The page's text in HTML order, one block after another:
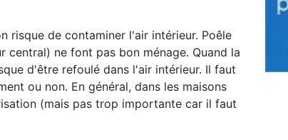
risque de contaminer l'air intérieur. Poêle
central) ne font pas bon ménage. Quand la
d'être refoulé dans l'air intérieur. Il faut
ou non. En général, dans les maisons
(mais pas trop importante car il faut